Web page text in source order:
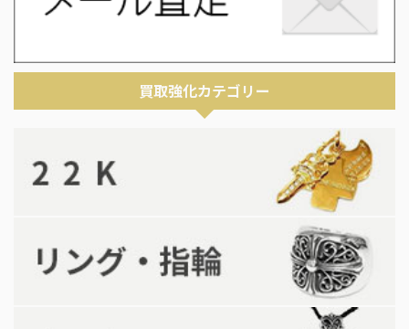
買取強化カテゴリー